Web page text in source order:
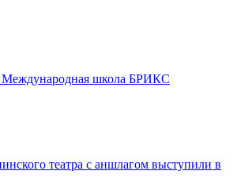
Международная школа БРИКС
театра с аншлагом выступили в